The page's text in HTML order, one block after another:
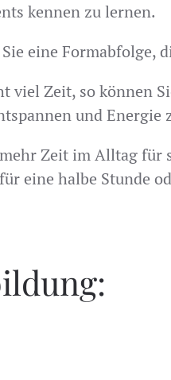
kennen zu lernen.
eine Formabfolge,
viel Zeit, so können
und Energie
Zeit im Alltag
eine halbe Stunde